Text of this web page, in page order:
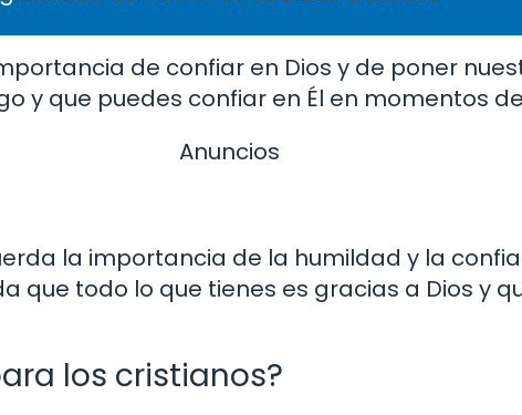
de confiar en Dios y de poner
y que puedes confiar en Él en momentos
Anuncios
la importancia de la humildad y la
que todo lo que tienes es gracias a Dios y
los cristianos?